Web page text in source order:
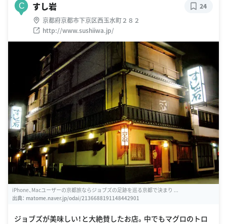
C すし岩
京都府京都市下京区西玉水町２８２
http://www.sushiiwa.jp/
24
iPhone、Macユーザーの京都旅ならジョブズの足跡を巡る京都で決まり ...
出典： matome.naver.jp/odai/2136688191148442901
ジョブズが美味しい！と大絶賛したお店。中でもマグロのトロ